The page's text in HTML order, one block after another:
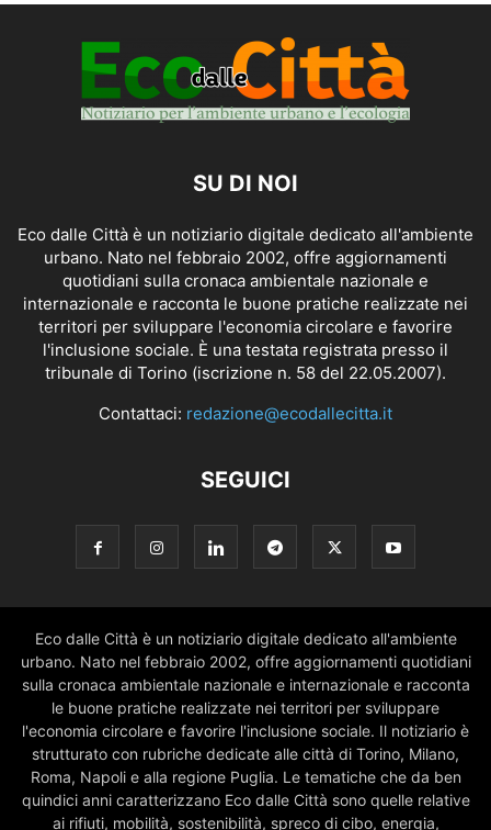
SU DI NOI
Eco dalle Città è un notiziario digitale dedicato all'ambiente
urbano. Nato nel febbraio 2002, offre aggiornamenti
quotidiani sulla cronaca ambientale nazionale e
internazionale e racconta le buone pratiche realizzate nei
territori per sviluppare l'economia circolare e favorire
l'inclusione sociale. È una testata registrata presso il
tribunale di Torino (iscrizione n. 58 del 22.05.2007).
Contattaci: redazione@ecodallecitta.it
SEGUICI
Eco dalle Città è un notiziario digitale dedicato all'ambiente
urbano. Nato nel febbraio 2002, offre aggiornamenti quotidiani
sulla cronaca ambientale nazionale e internazionale e racconta
le buone pratiche realizzate nei territori per sviluppare
l'economia circolare e favorire l'inclusione sociale. Il notiziario è
strutturato con rubriche dedicate alle città di Torino, Milano,
Roma, Napoli e alla regione Puglia. Le tematiche che da ben
quindici anni caratterizzano Eco dalle Città sono quelle relative
ai rifiuti, mobilità, sostenibilità, spreco di cibo, energia,